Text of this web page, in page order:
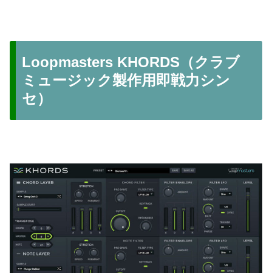
Loopmasters KHORDS（クラブ
ミュージック製作用即戦力シン
セ）